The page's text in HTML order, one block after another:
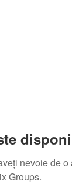
nevoie de
Groups.